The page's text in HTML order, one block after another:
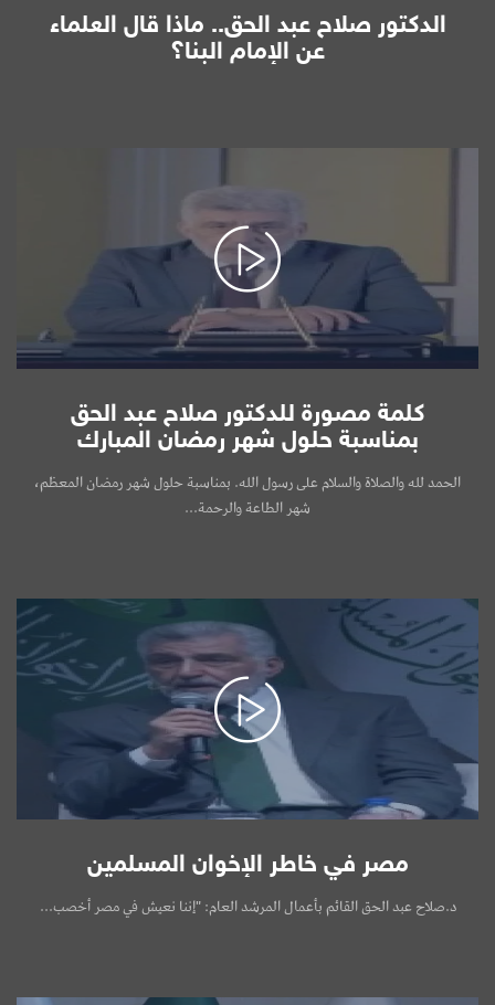
الدكتور صلاح عبد الحق.. ماذا قال العلماء
عن الإمام البنا؟
كلمة مصورة للدكتور صلاح عبد الحق
بمناسبة حلول شهر رمضان المبارك
الحمد لله والصلاة والسلام على رسول الله. بمناسبة حلول شهر رمضان المعظم،
شهر الطاعة والرحمة...
مصر في خاطر الإخوان المسلمين
د.صلاح عبد الحق القائم بأعمال المرشد العام: "إننا نعيش في مصر أخصب...